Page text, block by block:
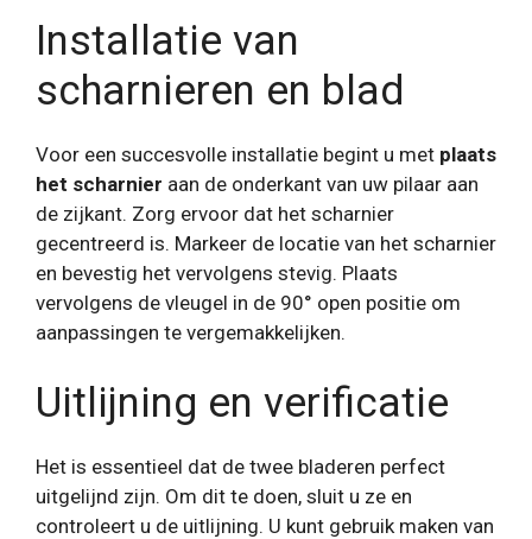
Installatie van
scharnieren en blad
Voor een succesvolle installatie begint u met plaats
het scharnier aan de onderkant van uw pilaar aan
de zijkant. Zorg ervoor dat het scharnier
gecentreerd is. Markeer de locatie van het scharnier
en bevestig het vervolgens stevig. Plaats
vervolgens de vleugel in de 90° open positie om
aanpassingen te vergemakkelijken.
Uitlijning en verificatie
Het is essentieel dat de twee bladeren perfect
uitgelijnd zijn. Om dit te doen, sluit u ze en
controleert u de uitlijning. U kunt gebruik maken van